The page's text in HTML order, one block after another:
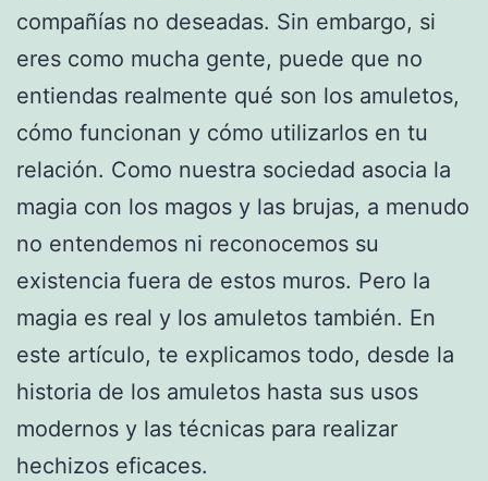
compañías no deseadas. Sin embargo, si
eres como mucha gente, puede que no
entiendas realmente qué son los amuletos,
cómo funcionan y cómo utilizarlos en tu
relación. Como nuestra sociedad asocia la
magia con los magos y las brujas, a menudo
no entendemos ni reconocemos su
existencia fuera de estos muros. Pero la
magia es real y los amuletos también. En
este artículo, te explicamos todo, desde la
historia de los amuletos hasta sus usos
modernos y las técnicas para realizar
hechizos eficaces.